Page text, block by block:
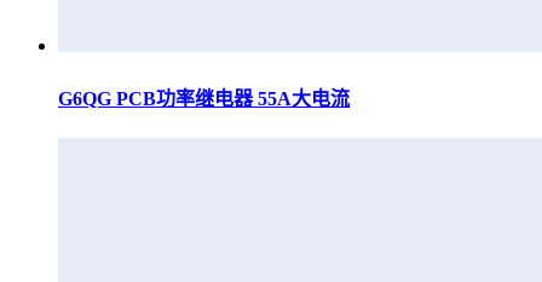
G6QG PCB功率继电器 55A大电流